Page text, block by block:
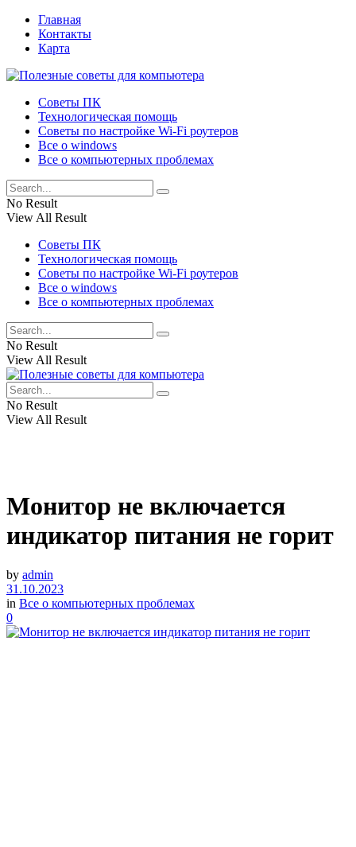
Главная
Контакты
Карта
Советы ПК
Технологическая помощь
Советы по настройке Wi-Fi роутеров
Все о windows
Все о компьютерных проблемах
No Result
View All Result
Советы ПК
Технологическая помощь
Советы по настройке Wi-Fi роутеров
Все о windows
Все о компьютерных проблемах
No Result
View All Result
No Result
View All Result
Монитор не включается
индикатор питания не горит
by admin
31.10.2023
in Все о компьютерных проблемах
0